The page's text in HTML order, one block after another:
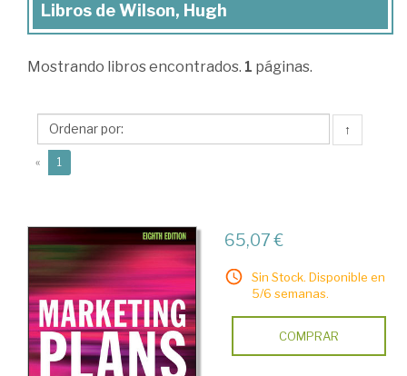
Libros
Wilson,
Libros de Wilson, Hugh
Mostrando libros encontrados. 1 páginas.
↑
« 1
65,07 €
Sin Stock. Disponible en
5/6 semanas.
COMPRAR